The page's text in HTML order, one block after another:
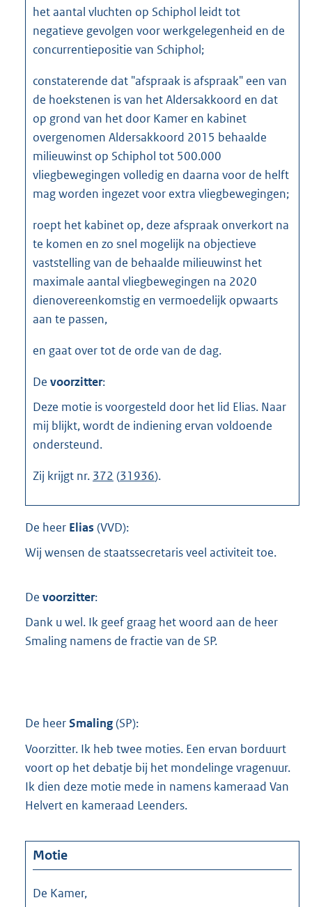
het aantal vluchten op Schiphol leidt tot
negatieve gevolgen voor werkgelegenheid en de
concurrentiepositie van Schiphol;
constaterende dat "afspraak is afspraak" een van
de hoekstenen is van het Aldersakkoord en dat
op grond van het door Kamer en kabinet
overgenomen Aldersakkoord 2015 behaalde
milieuwinst op Schiphol tot 500.000
vliegbewegingen volledig en daarna voor de helft
mag worden ingezet voor extra vliegbewegingen;
roept het kabinet op, deze afspraak onverkort na
te komen en zo snel mogelijk na objectieve
vaststelling van de behaalde milieuwinst het
maximale aantal vliegbewegingen na 2020
dienovereenkomstig en vermoedelijk opwaarts
aan te passen,
en gaat over tot de orde van de dag.
De voorzitter:
Deze motie is voorgesteld door het lid Elias. Naar
mij blijkt, wordt de indiening ervan voldoende
ondersteund.
Zij krijgt nr. 372 (31936).
De heer Elias (VVD):
Wij wensen de staatssecretaris veel activiteit toe.
De voorzitter:
Dank u wel. Ik geef graag het woord aan de heer
Smaling namens de fractie van de SP.
De heerSmaling(SP):
Voorzitter. Ik heb twee moties. Een ervan borduurt
voort op het debatje bij het mondelinge vragenuur.
Ik dien deze motie mede in namens kameraad Van
Helvert en kameraad Leenders.
Motie
De Kamer,